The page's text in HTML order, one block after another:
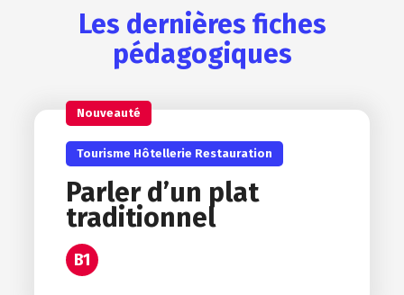
Les dernières fiches
pédagogiques
Nouveauté
Tourisme Hôtellerie Restauration
Parler d’un plat
traditionnel
B1